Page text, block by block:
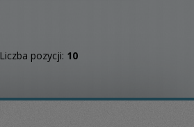
Liczba pozycji: 10